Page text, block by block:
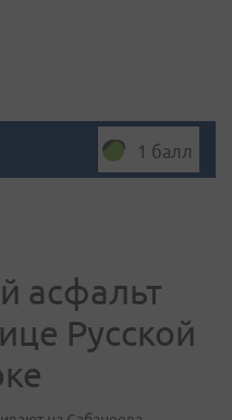
1 балл
асфальт
Русской